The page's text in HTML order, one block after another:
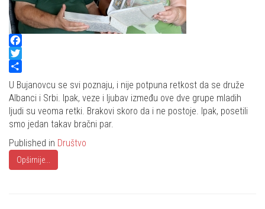
Facebook
Twitter
Share
U Bujanovcu se svi poznaju, i nije potpuna retkost da se druže
Albanci i Srbi. Ipak, veze i ljubav između ove dve grupe mladih
ljudi su veoma retki. Brakovi skoro da i ne postoje. Ipak, posetili
smo jedan takav bračni par.
Published in Društvo
Opširnije...